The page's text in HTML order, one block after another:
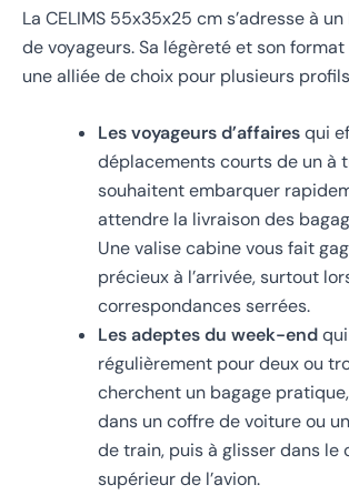
La CELIMS 55x35x25 cm s’adresse à
de voyageurs. Sa légèreté et son
une alliée de choix pour plusieurs
Les voyageurs d’affairesqui
déplacements courts de un à
souhaitent embarquer
attendre la livraison des
Une valise cabine vous fait
précieux à l’arrivée, surtout
correspondances serrées.
Les adeptes du week-end
régulièrement pour deux ou
cherchent un bagage
dans un coffre de voiture ou
de train, puis à glisser dans
supérieur de l’avion.